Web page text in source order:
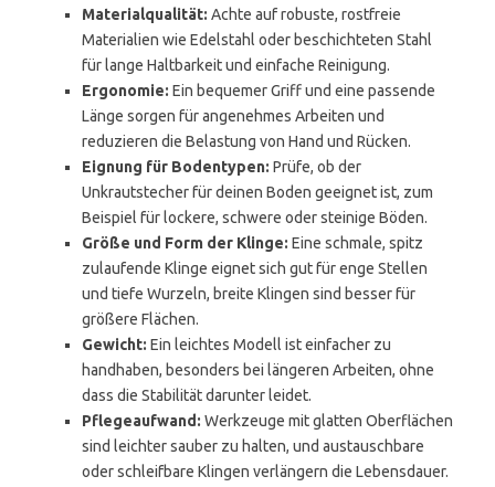
Materialqualität: Achte auf robuste, rostfreie
Materialien wie Edelstahl oder beschichteten Stahl
für lange Haltbarkeit und einfache Reinigung.
Ergonomie: Ein bequemer Griff und eine passende
Länge sorgen für angenehmes Arbeiten und
reduzieren die Belastung von Hand und Rücken.
Eignung für Bodentypen: Prüfe, ob der
Unkrautstecher für deinen Boden geeignet ist, zum
Beispiel für lockere, schwere oder steinige Böden.
Größe und Form der Klinge: Eine schmale, spitz
zulaufende Klinge eignet sich gut für enge Stellen
und tiefe Wurzeln, breite Klingen sind besser für
größere Flächen.
Gewicht: Ein leichtes Modell ist einfacher zu
handhaben, besonders bei längeren Arbeiten, ohne
dass die Stabilität darunter leidet.
Pflegeaufwand: Werkzeuge mit glatten Oberflächen
sind leichter sauber zu halten, und austauschbare
oder schleifbare Klingen verlängern die Lebensdauer.